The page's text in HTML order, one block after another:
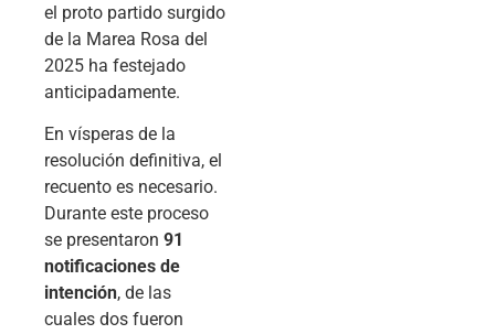
el proto partido surgido
de la Marea Rosa del
2025 ha festejado
anticipadamente.
En vísperas de la
resolución definitiva, el
recuento es necesario.
Durante este proceso
se presentaron 91
notificaciones de
intención, de las
cuales dos fueron